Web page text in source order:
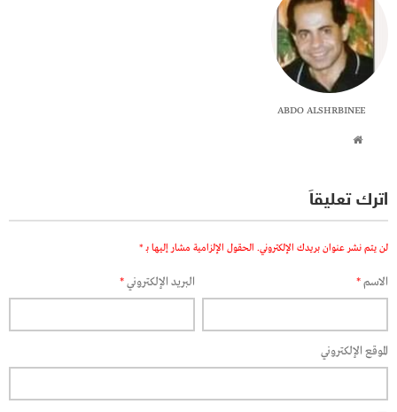
ABDO ALSHRBINEE
اترك تعليقاً
لن يتم نشر عنوان بريدك الإلكتروني. الحقول الإلزامية مشار إليها بـ *
الاسم* البريد الإلكتروني*
الموقع الإلكتروني